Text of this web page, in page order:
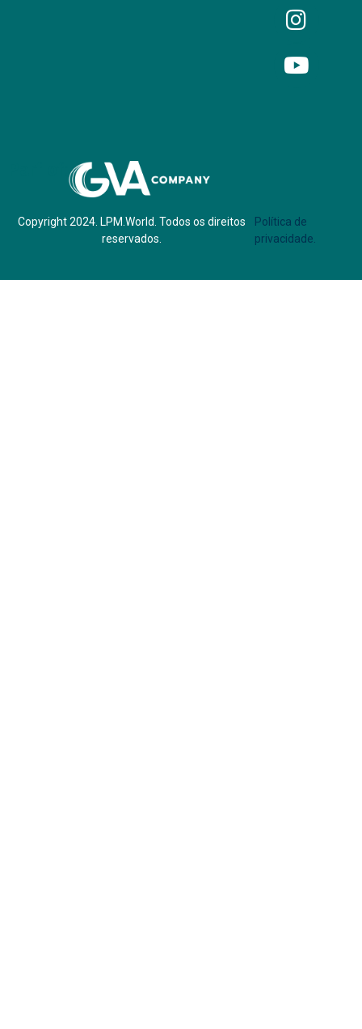
Copyright 2024. LPM.World. Todos os direitos
reservados.
Política de
privacidade.